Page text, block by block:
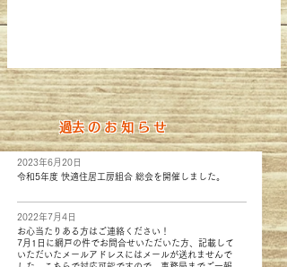
​過去のお知らせ
2023年6月20日
令和5年度 快適住居工房組合 総会を開催しました。
2022年7月4日
お心当たりある方はご連絡ください！
7月1日に網戸の件でお問合せいただいた方、記載して
いただいたメールアドレスにはメールが送れませんで